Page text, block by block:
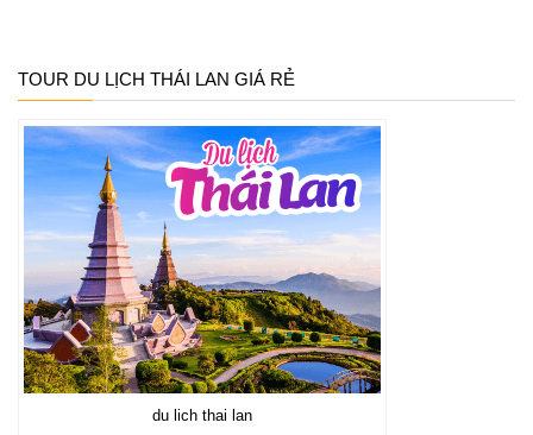
TOUR DU LỊCH THÁI LAN GIÁ RẺ
du lich thai lan